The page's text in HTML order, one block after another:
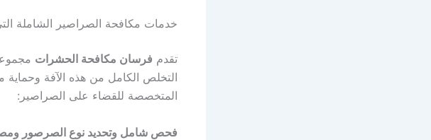
خدمات مكافحة الصراصير الشاملة
تقدم فرسان مكافحة الحشرات
التخلص الكامل من هذه الآفة
المتخصصة للقضاء على الصراصير:
فحص شامل وتحديد نوع الصرصور